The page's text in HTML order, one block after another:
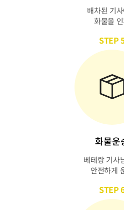
배차된 기
화물을
STEP
화물운
베테랑 기사
안전하게
STEP